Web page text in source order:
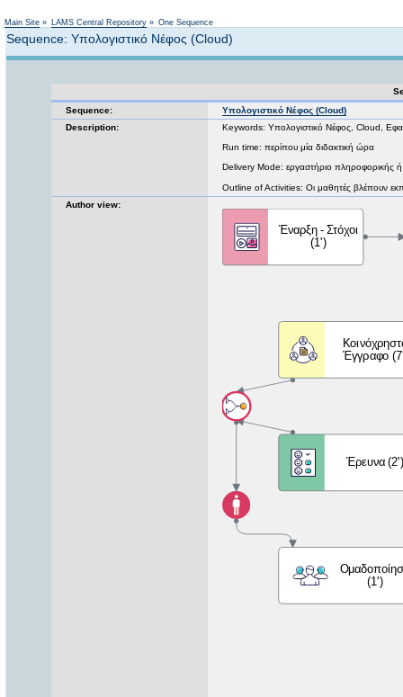
Main Site » LAMS Central Repository » One Sequence
Sequence: Υπολογιστικό Νέφος (Cloud)
Sequence:
Υπολογιστικό Νέφος (Cloud)
Description:
Keywords: Υπολογιστικό Νέφος, Cloud,
Run time: περίπου μία διδακτική ώρα
Delivery Mode: εργαστήριο πληροφορικής
Outline of Activities: Οι μαθητές βλέπουν
Author view: